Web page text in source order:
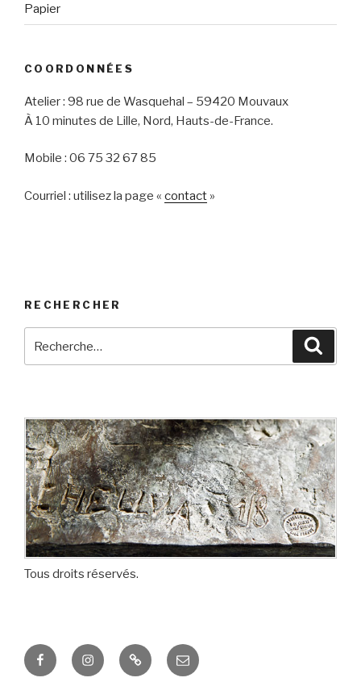
Papier
COORDONNÉES
Atelier : 98 rue de Wasquehal – 59420 Mouvaux
À 10 minutes de Lille, Nord, Hauts-de-France.
Mobile : 06 75 32 67 85
Courriel : utilisez la page « contact »
RECHERCHER
Tous droits réservés.
FacebookInstagramISSUU
Adresse
de